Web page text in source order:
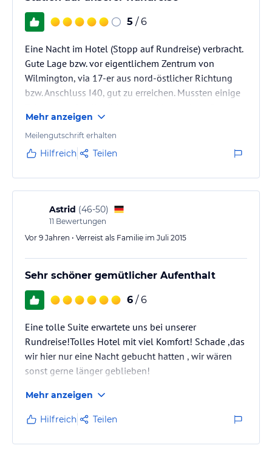
verbindlichen Angebotsdetails des jeweiligen Veranstalters.
5 / 6
Eine Nacht im Hotel (Stopp auf Rundreise) verbracht.
Gute Lage bzw. vor eigentlichem Zentrum von
Wilmington, via 17-er aus nord-östlicher Richtung
bzw. Anschluss I40, gut zu erreichen. Mussten einige
warten, worauf sich die Desk-Mitarbeiterin 1000-mal
entschuldigte, kann ja nichts dafür....generell
Mitarbeiter sehr hilfsbereit und freundlich.
Parkplätze kostenlos.
Mehr anzeigen
Meilengutschrift erhalten
Hilfreich Teilen
Astrid (46-50)
11 Bewertungen
Vor 9 Jahren • Verreist als Familie im Juli 2015
Sehr schöner gemütlicher Aufenthalt
6 / 6
Eine tolle Suite erwartete uns bei unserer
Rundreise!Tolles Hotel mit viel Komfort! Schade ,das
wir hier nur eine Nacht gebucht hatten , wir wären
sonst gerne länger geblieben!
Mehr anzeigen
Hilfreich Teilen